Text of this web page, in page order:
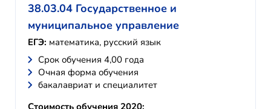
38.03.04 Государственное и
муниципальное управление
ЕГЭ: математика, русский язык
Cрок обучения 4,00 года
Очная форма обучения
бакалавриат и специалитет
Стоимость обучения 2020: